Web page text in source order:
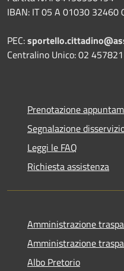
IBAN: IT 05 A 01030
PEC:
Centralino Unico: 02 457821
Prenotazione
Segnalazione
Leggi le FAQ
Richiesta assistenza
Amministrazione
Amministrazione
Albo Pretorio